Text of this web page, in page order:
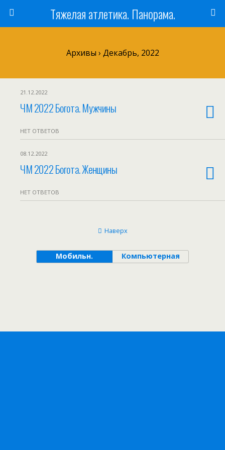
Тяжелая атлетика. Панорама.
Архивы › Декабрь, 2022
21.12.2022
ЧМ 2022 Богота. Мужчины
НЕТ ОТВЕТОВ
08.12.2022
ЧМ 2022 Богота. Женщины
НЕТ ОТВЕТОВ
Наверх
Мобильн. Компьютерная